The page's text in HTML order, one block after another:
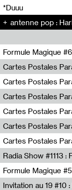
*Duuu
antenne pop : Harilay
Formule Magique
Nathalie
Cartes Postales
Zoé Leroux
Cartes Postales
Aurore Portales
Cartes Postales
Mathias Dupaquier
Cartes Postales
Raymond Engramer
Cartes Postales
Sarah Banville
Cartes Postales
Mateo Cuin
Wave Farm
Formule Magique
Nathalie Lacroix
Invitation au 19 #10
00
00